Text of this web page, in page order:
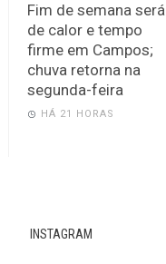
Fim de semana será
de calor e tempo
firme em Campos;
chuva retorna na
segunda-feira
HÁ 21 HORAS
INSTAGRAM